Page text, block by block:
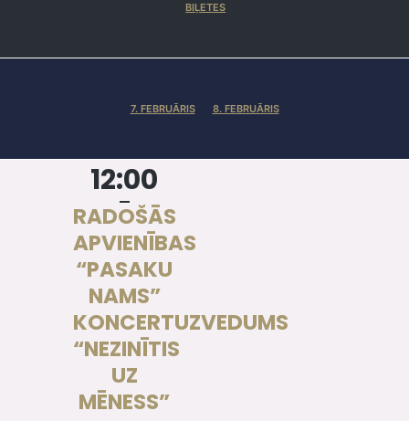
BIĻETES
7. FEBRUĀRIS 8. FEBRUĀRIS
12:00
RADOŠĀS
APVIENĪBAS
“PASAKU
NAMS”
KONCERTUZVEDUMS
“NEZINĪTIS
UZ
MĒNESS”